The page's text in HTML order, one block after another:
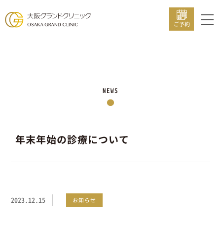
ご予約
年末年始の診療について
NEWS
2023.12.15 お知らせ